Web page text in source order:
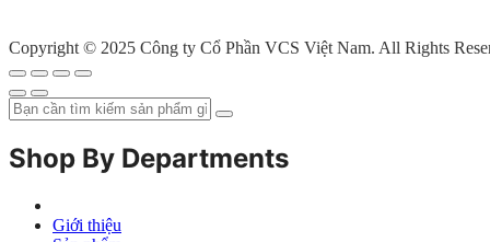
Copyright © 2025 Công ty Cổ Phần VCS Việt Nam. All Rights
Shop By Departments
Giới thiệu